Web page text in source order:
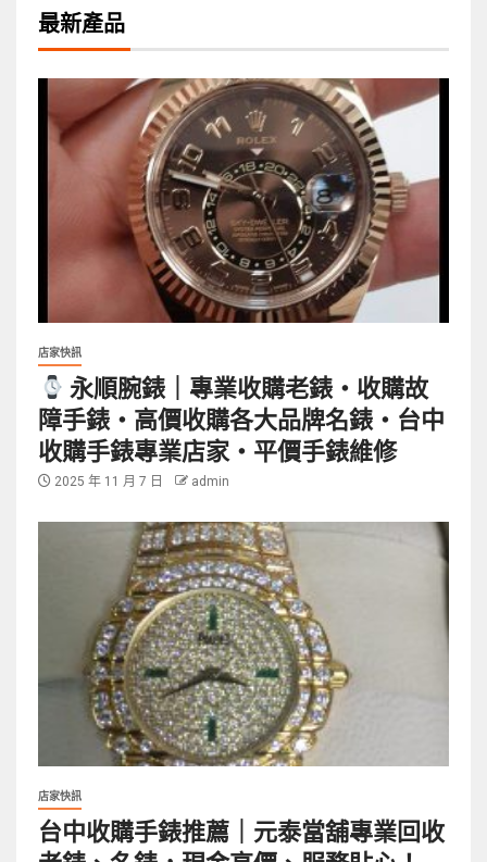
最新產品
店家快訊
永順腕錶｜專業收購老錶・收購故
障手錶・高價收購各大品牌名錶・台中
收購手錶專業店家・平價手錶維修
2025 年 11 月 7 日 admin
店家快訊
台中收購手錶推薦｜元泰當舖專業回收